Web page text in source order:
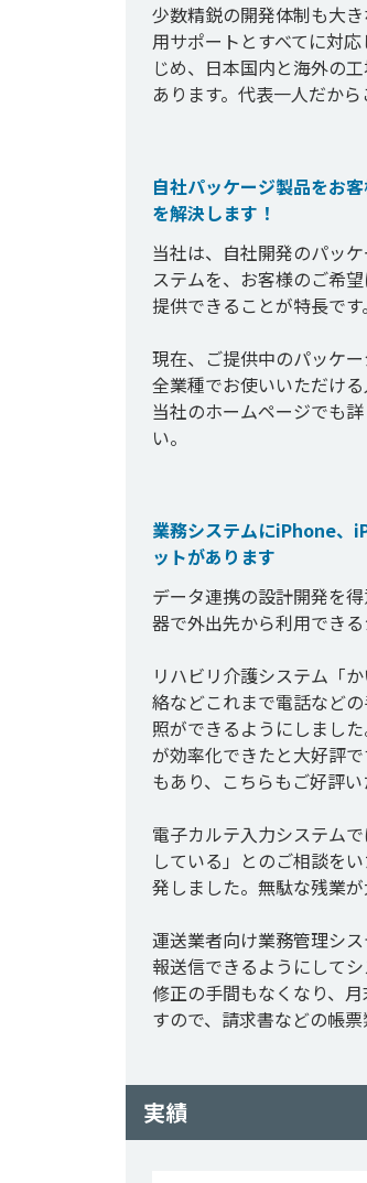
少数精鋭の開発体制も大
用サポートとすべてに対
じめ、日本国内と海外の
あります。代表一人だか
自社パッケージ製品をお
を解決します！
当社は、自社開発のパッ
ステムを、お客様のご希
提供できることが特長です。
現在、ご提供中のパッケ
全業種でお使いいただけ
当社のホームページでも
い。
業務システムにiPhone、
ットがあります
データ連携の設計開発を
器で外出先から利用でき
リハビリ介護システム「
絡などこれまで電話など
照ができるようにしまし
が効率化できたと大好評
もあり、こちらもご好評い
電子カルテ入力システム
している」とのご相談を
発しました。無駄な残業
運送業者向け業務管理シ
報送信できるようにして
修正の手間もなくなり、
すので、請求書などの帳
実績